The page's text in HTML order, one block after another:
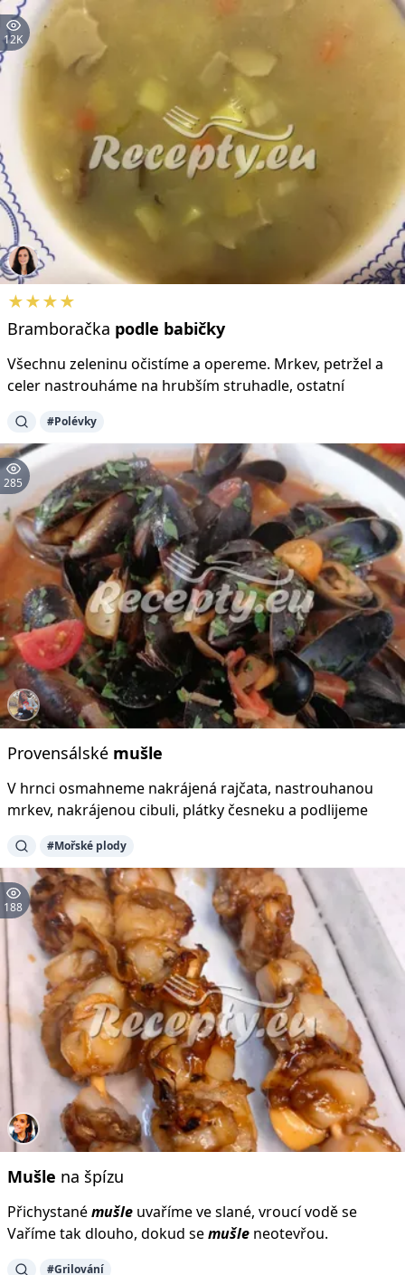
12K
★★★★
Bramboračka podle babičky
Všechnu zeleninu očistíme a opereme. Mrkev, petržel a
celer nastrouháme na hrubším struhadle, ostatní
#Polévky
285
Provensálské mušle
V hrnci osmahneme nakrájená rajčata, nastrouhanou
mrkev, nakrájenou cibuli, plátky česneku a podlijeme
#Mořské plody
188
Mušle na špízu
Přichystanémušle uvaříme ve slané, vroucí vodě se
Vaříme tak dlouho, dokud semušle neotevřou.
#Grilování